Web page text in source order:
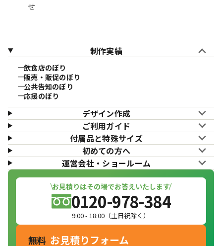
せ
制作実績
飲食店のぼり
販売・販促のぼり
公共告知のぼり
応援のぼり
デザイン作成
ご利用ガイド
付属品と特殊サイズ
初めての方へ
運営会社・ショールーム
お見積りはその場でお答えいたします
0120-978-384
9:00 - 18:00（土日祝除く）
無料 お見積りフォーム